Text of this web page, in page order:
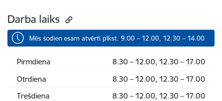
Darba laiks
Mēs šodien esam atvērti plkst. 9.00 – 12.00, 12.30 – 14.00
Pirmdiena
8.30 – 12.00, 12.30 – 17.00
Otrdiena
8.30 – 12.00, 12.30 – 17.00
Trešdiena
8.30 – 12.00, 12.30 – 17.00